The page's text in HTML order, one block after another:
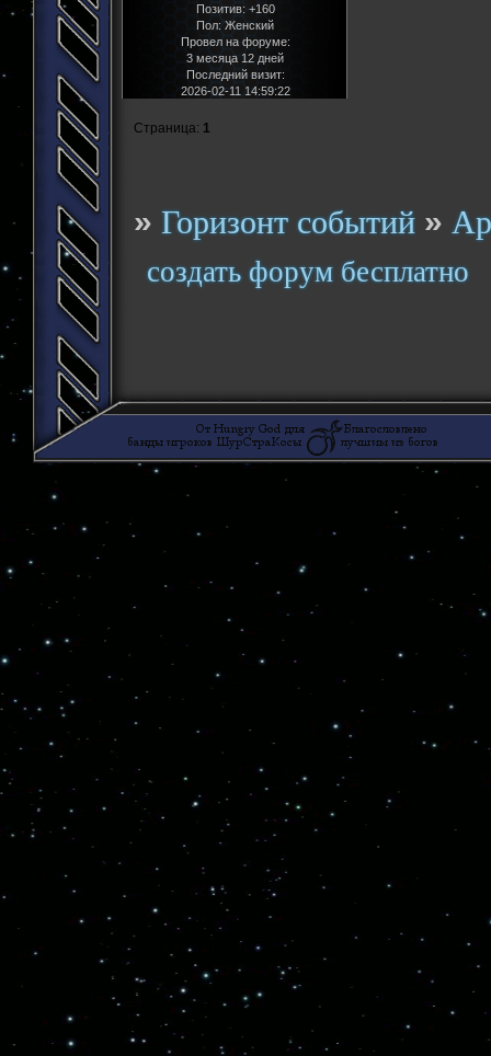
Позитив: +160
Пол:Женский
Провел на форуме:
3 месяца 12 дней
Последний визит:
2026-02-11 14:59:22
Страница: 1
»Горизонт событий »
создать форум бесплатно